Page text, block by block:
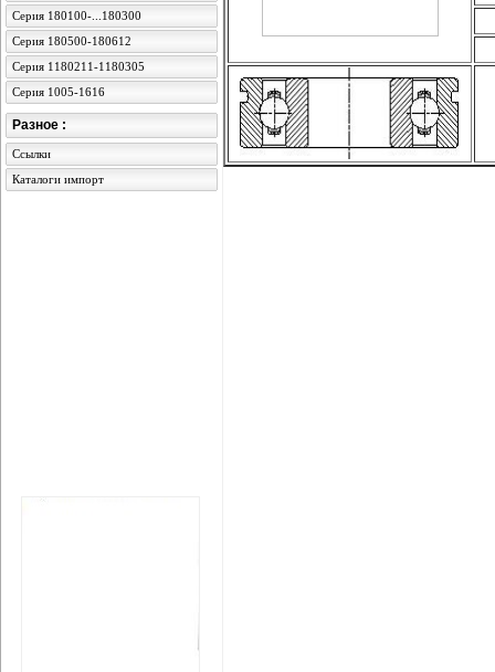
Серия 180100-...180300
Серия 180500-180612
Серия 1180211-1180305
Серия 1005-1616
Разное :
Ссылки
Каталоги импорт